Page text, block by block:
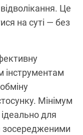
Це
на суті — без
інструментам
Мінімум
ідеально для
зосередженими